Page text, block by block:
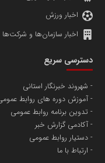
پایگاه اطلاع رسانی
تامین آهن اسفنجی
مسعودصادقی
اخبار ورزش
اخبار سازمان‌ها و شرکت‌ها
دسترسی سریع
شهروند خبرنگار استانی
آموزش دوره های روابط
تدوین برنامه روابط عمومی
آکادمی گزارش خبر
دستیار روابط عمومی
ارتباط با ما